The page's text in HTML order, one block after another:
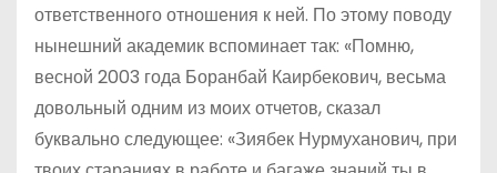
ответственного отношения к ней. По этому поводу
нынешний академик вспоминает так: «Помню,
весной 2003 года Боранбай Каирбекович, весьма
довольный одним из моих отчетов, сказал
буквально следующее: «Зиябек Нурмуханович, при